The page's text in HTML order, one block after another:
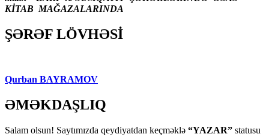
KİTAB MAĞAZALARINDA
ŞƏRƏF LÖVHƏSİ
Qurban BAYRAMOV
ƏMƏKDAŞLIQ
Salam olsun! Saytımızda qeydiyatdan keçməklə “YAZAR” statusu